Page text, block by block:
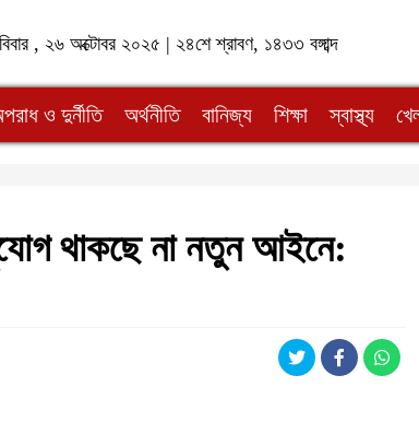
, ২৬ অক্টোবর ২০২৫ | ২৪শে শ্রাবণ, ১৪৩৩ বঙ্গাব্দ
ও দুর্নীতি অর্থনীতি বানিজ্য শিক্ষা স্বাস্থ্য
থাকছে না নতুন আইনে: